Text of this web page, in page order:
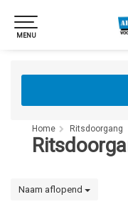
MENU
Home Ritsdoorgang
Naam aflopend